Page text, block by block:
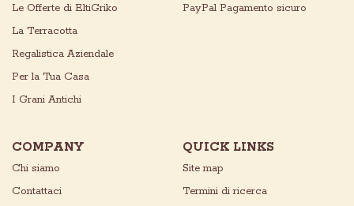
Le Offerte di EltiGriko
La Terracotta
Regalistica Aziendale
Per la Tua Casa
I Grani Antichi
PayPal Pagamento sicuro
COMPANY
Chi siamo
Contattaci
QUICK LINKS
Site map
Termini di ricerca